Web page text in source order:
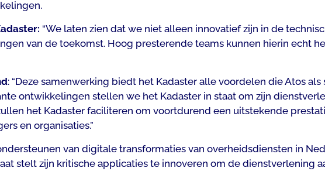
“We laten zien dat we niet alleen innovatief zijn in de
van de toekomst. Hoog presterende teams kunnen hierin echt
: “Deze samenwerking biedt het Kadaster alle voordelen die Atos
ontwikkelingen stellen we het Kadaster in staat om zijn
het Kadaster faciliteren om voortdurend een uitstekende
en organisaties.”
van digitale transformaties van overheidsdiensten in
stelt zijn kritische applicaties te innoveren om de dienstverlening